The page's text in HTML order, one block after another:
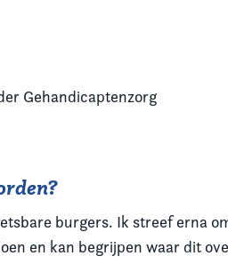
Gehandicaptenzorg
burgers. Ik streef erna
en kan begrijpen waar dit